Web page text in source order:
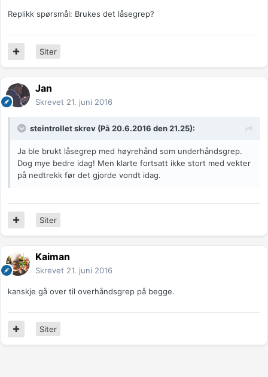
Replikk spørsmål: Brukes det låsegrep?
Siter
Jan
Skrevet 21. juni 2016
steintrolletskrev (På 20.6.2016 den 21.25):
Ja ble brukt låsegrep med høyrehånd som underhåndsgrep.
Dog mye bedre idag! Men klarte fortsatt ikke stort med vekter
på nedtrekk før det gjorde vondt idag.
Siter
Kaiman
Skrevet 21. juni 2016
kanskje gå over til overhåndsgrep på begge.
Siter